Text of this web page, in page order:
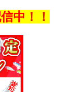
中！！